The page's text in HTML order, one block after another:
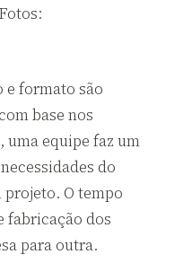
e formato são
base nos
uma equipe faz um
do
O tempo
fabricação dos
para outra.